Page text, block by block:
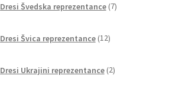
Dresi Švedska reprezentance 7izdelkov
Dresi Švica reprezentance 12izdelkov
Dresi Ukrajini reprezentance 2izdelka